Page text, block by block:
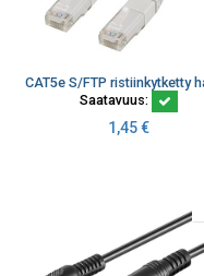
Saatavuus:
1,45€